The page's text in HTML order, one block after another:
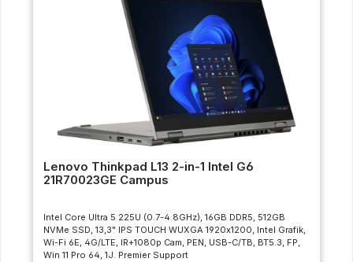
Lenovo Thinkpad L13 2-in-1 Intel G6
21R70023GE Campus
Intel Core Ultra 5 225U (0.7-4.8GHz), 16GB DDR5, 512GB
NVMe SSD, 13,3" IPS TOUCH WUXGA 1920x1200, Intel Grafik,
Wi-Fi 6E, 4G/LTE, IR+1080p Cam, PEN, USB-C/TB, BT5.3, FP,
Win 11 Pro 64, 1J. Premier Support